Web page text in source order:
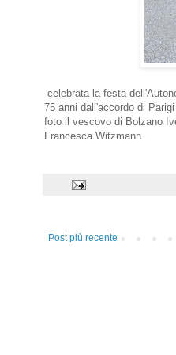
celebrata la festa
75 anni dall'accordo di
foto il vescovo di Bolzano
Francesca Witzmann
Post più recente